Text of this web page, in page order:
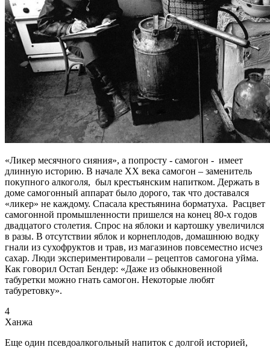
«Ликер месячного сияния», а попросту - самогон - имеет
длинную историю. В начале ХХ века самогон – заменитель
покупного алкоголя, был крестьянским напитком. Держать в
доме самогонный аппарат было дорого, так что доставался
«ликер» не каждому. Спасала крестьянина борматуха. Расцвет
самогонной промышленности пришелся на конец 80-х годов
двадцатого столетия. Спрос на яблоки и картошку увеличился
в разы. В отсутствии яблок и корнеплодов, домашнюю водку
гнали из сухофруктов и трав, из магазинов повсеместно исчез
сахар. Люди экспериментировали – рецептов самогона уйма.
Как говорил Остап Бендер: «Даже из обыкновенной
табуретки можно гнать самогон. Некоторые любят
табуретовку».
4
Ханжа
Еще один псевдоалкогольный напиток с долгой историей,